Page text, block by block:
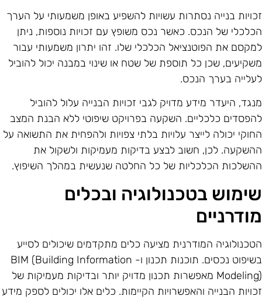
בנייה נסתרות עשויות להשפיע באופן משמעותי על הערך
של הנכס. כאשר נכס משופץ עם זכויות נוספות, ניתן
את הפוטנציאל הכלכלי שלו. זהו יתרון משמעותי עבור
שכן כל תוספת של שטח או שינוי במבנה יכול להוביל
בערך הנכס.
היעדר מידע מדויק לגבי זכויות הבנייה עלול להוביל
כלכליים. השקעה בפרויקט שיפוטי ללא הבנת המצב
יכולה לייצר עלויות בלתי צפויות ולהפחית את התשואה על
לכן, חשוב לבצע בדיקות מעמיקות ולשקול את
הכלכליות של כל החלטה שנעשית במהלך השיפוץ.
בטכנולוגיה ובכלים
המודרנית מציעה כלים מתקדמים שיכולים לסייע
בשיפוט נכסים. תוכנות תכנון ו- BIM (Building Information
Modeling) מאפשרות תכנון מדויק יותר ובדיקות מעמיקות של
הבנייה והאפשרויות הקיימות. כלים אלו יכולים לספק מידע